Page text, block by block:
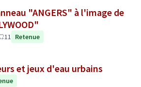
"ANGERS" à l'image de
11 Retenue
et jeux d'eau urbains